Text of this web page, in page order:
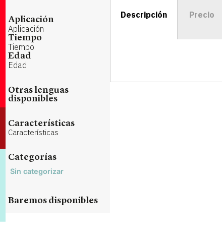
Aplicación
Aplicación
Tiempo
Tiempo
Edad
Edad
Otras lenguas
disponibles
Características
Características
Categorías
Sin categorizar
Baremos disponibles
Descripción Precio